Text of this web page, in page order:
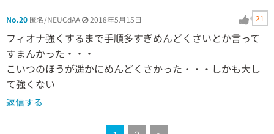
No.20 匿名/NEUCdAA 2018年5月15日 21
フィオナ強くするまで手順多すぎめんどくさいとか言って
すまんかった・・・
こいつのほうが遥かにめんどくさかった・・・しかも大し
て強くない
返信する